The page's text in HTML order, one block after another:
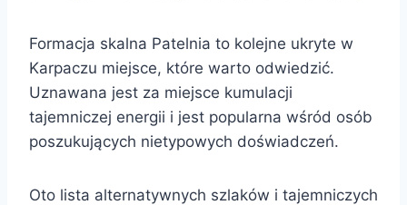
Formacja skalna Patelnia to kolejne ukryte w
Karpaczu miejsce, które warto odwiedzić.
Uznawana jest za miejsce kumulacji
tajemniczej energii i jest popularna wśród osób
poszukujących nietypowych doświadczeń.
Oto lista alternatywnych szlaków i tajemniczych